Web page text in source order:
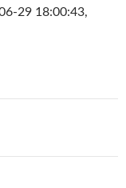
29 18:00:43,